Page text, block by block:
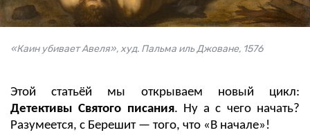
«Каин убивает Авеля», худ. Пальма иль Джоване, 1576
Этой статьёй мы открываем новый цикл:
Детективы Святого писания. Ну а с чего начать?
Разумеется, с Берешит — того, что «В начале»!